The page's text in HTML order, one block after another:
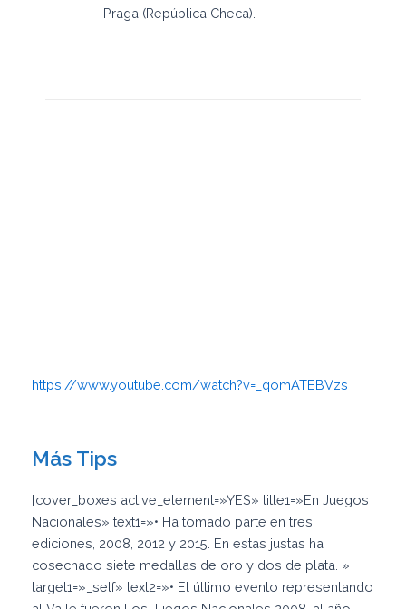
Praga (República Checa).
https://www.youtube.com/watch?v=_qomATEBVzs
Más Tips
[cover_boxes active_element=»YES» title1=»En Juegos
Nacionales» text1=»• Ha tomado parte en tres
ediciones, 2008, 2012 y 2015. En estas justas ha
cosechado siete medallas de oro y dos de plata. »
target1=»_self» text2=»• El último evento representando